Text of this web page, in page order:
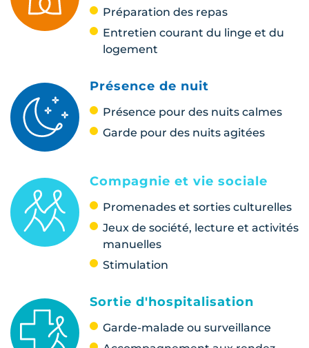
Préparation des repas
Entretien courant du linge et du
logement
Présence de nuit
Présence pour des nuits calmes
Garde pour des nuits agitées
Compagnie et vie sociale
Promenades et sorties culturelles
Jeux de société, lecture et activités
manuelles
Stimulation
Sortie d'hospitalisation
Garde-malade ou surveillance